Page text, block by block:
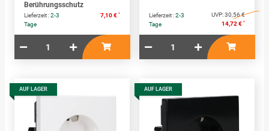
Berührungsschutz
Lieferzeit :2-3
Tage
7,10 € * Lieferzeit :2-3
Tage
UVP:30,56 €
14,72 € *
AUF LAGER AUF LAGER